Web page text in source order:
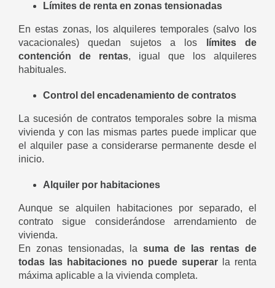
Límites de renta en zonas tensionadas
En estas zonas, los alquileres temporales (salvo los
vacacionales) quedan sujetos a los
límites de
contención de rentas, igual que los alquileres
habituales.
Control del encadenamiento de contratos
La sucesión de contratos temporales sobre la misma
vivienda y con las mismas partes puede implicar que
el alquiler pase a considerarse permanente desde el
inicio.
Alquiler por habitaciones
Aunque se alquilen habitaciones por separado, el
contrato sigue considerándose arrendamiento de
vivienda.
En zonas tensionadas, la suma de las rentas de
todas las habitaciones no puede superar la renta
máxima aplicable a la vivienda completa.